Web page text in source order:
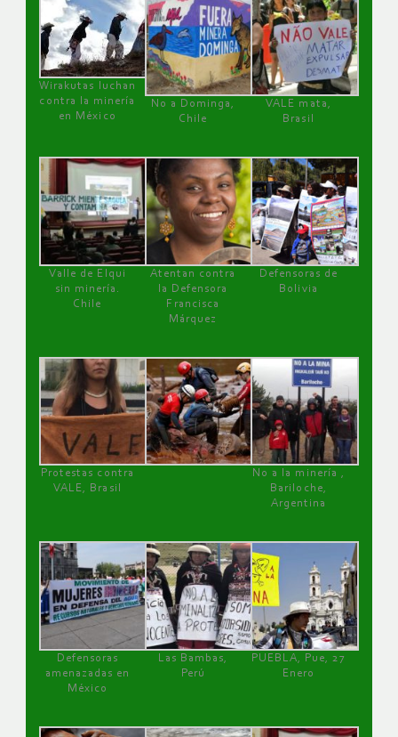
Wirakutas luchan
contra la minería
en México
No a Dominga,
Chile
VALE mata,
Brasil
Valle de Elqui
sin minería.
Chile
Atentan contra
la Defensora
Francisca
Márquez
Defensoras de
Bolivia
Protestas contra
VALE, Brasil
No a la minería ,
Bariloche,
Argentina
Defensoras
amenazadas en
México
Las Bambas,
Perú
PUEBLA, Pue, 27
Enero